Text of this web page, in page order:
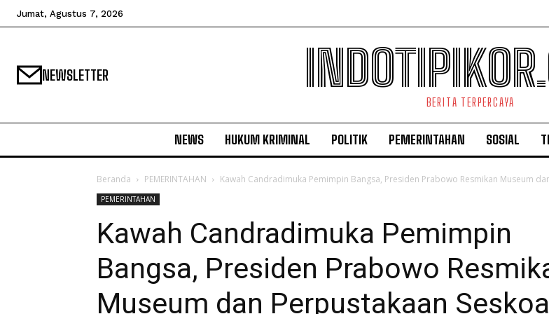
Jumat, Agustus 7, 2026
NEWSLETTER
BERITA TERPERCAYA
NEWS HUKUM KRIMINAL POLITIK PEMERINTAHAN SOSIAL
Beranda PEMERINTAHAN Kawah Candradimuka Pemimpin Bangsa, Presiden Prabowo Resmikan Museum
PEMERINTAHAN
Kawah Candradimuka Pemimpin
Bangsa, Presiden Prabowo
Museum dan Perpustakaan